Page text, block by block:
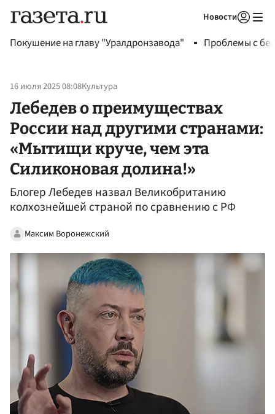
Новости
Покушение на главу "Уралдронзавода" Проблемы с
16 июля 2025 08:08Культура
Лебедев о преимуществах
России над другими странами:
«Мытищи круче, чем эта
Силиконовая долина!»
Блогер Лебедев назвал Великобританию
колхознейшей страной по сравнению с РФ
Максим Воронежский